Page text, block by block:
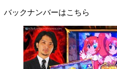
バックナンバーはこちら